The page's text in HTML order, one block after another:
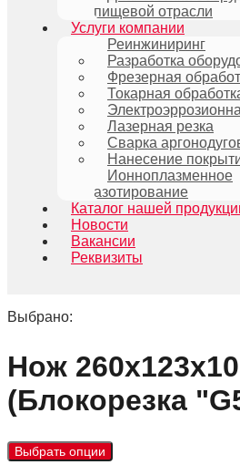
пищевой отрасли
Услуги компании
Реинжиниринг
Разработка
Фрезерная
Токарная
Лазерная резка
Сварка
Нанесение
Ионноплазменное
азотирование
Каталог нашей
Новости
Вакансии
Реквизиты
Выбрано:
Нож
(Блокорезка
Выбрать опции